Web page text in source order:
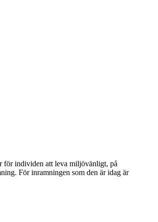
för individen att leva miljövänligt, på
För inramningen som den är idag är